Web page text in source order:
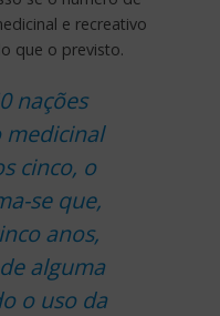
e recreativo
que o previsto.
nações
cinco, o
se que,
anos,
alguma
o uso da